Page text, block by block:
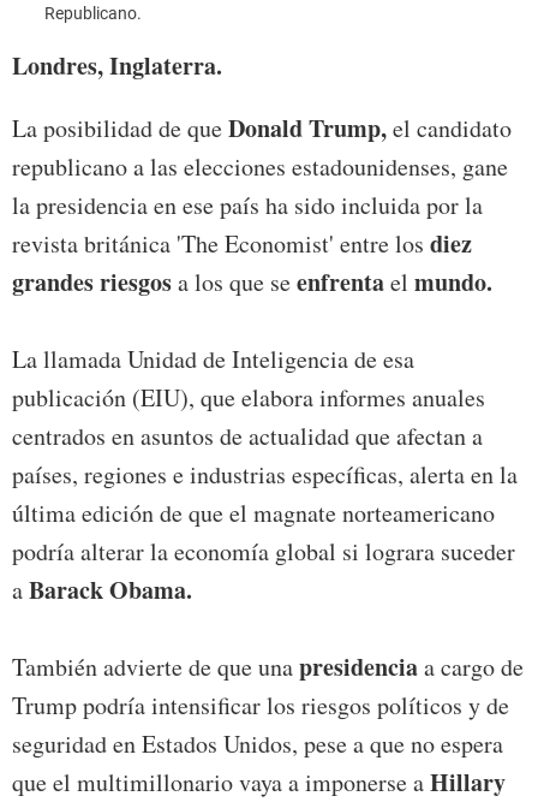
Republicano.
Londres, Inglaterra.
La posibilidad de queDonald Trump,el candidato
republicano a las elecciones estadounidenses, gane
la presidencia en ese país ha sido incluida por la
revista británica 'The Economist' entre los diez
grandes riesgosa los que seenfrentael mundo.
La llamada Unidad de Inteligencia de esa
publicación (EIU), que elabora informes anuales
centrados en asuntos de actualidad que afectan a
países, regiones e industrias específicas, alerta en la
última edición de que el magnate norteamericano
podría alterar la economía global si lograra suceder
aBarack Obama.
También advierte de que unapresidenciaa cargo de
Trump podría intensificar los riesgos políticos y de
seguridad en Estados Unidos, pese a que no espera
que el multimillonario vaya a imponerse aHillary